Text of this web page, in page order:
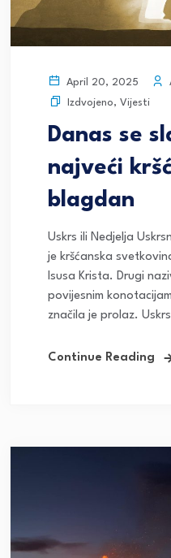
April 20, 2025
Izdvojeno, Vijesti
Danas se
najveći
blagdan
Uskrs ili Nedjelja
je kršćanska
Isusa Krista. Drugi
povijesnim
značila je prolaz.
Continue Reading